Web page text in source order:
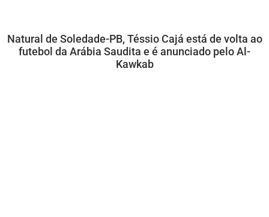
Natural de Soledade-PB, Téssio Cajá está de volta ao
futebol da Arábia Saudita e é anunciado pelo Al-
Kawkab